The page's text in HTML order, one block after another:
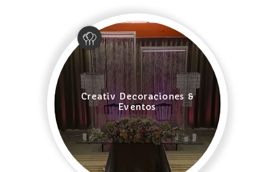
Creativ Decoraciones &
Eventos